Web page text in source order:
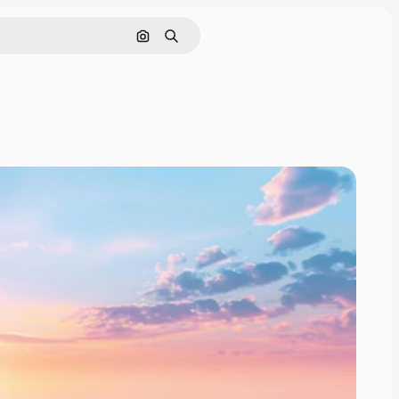
画像で検索
検索